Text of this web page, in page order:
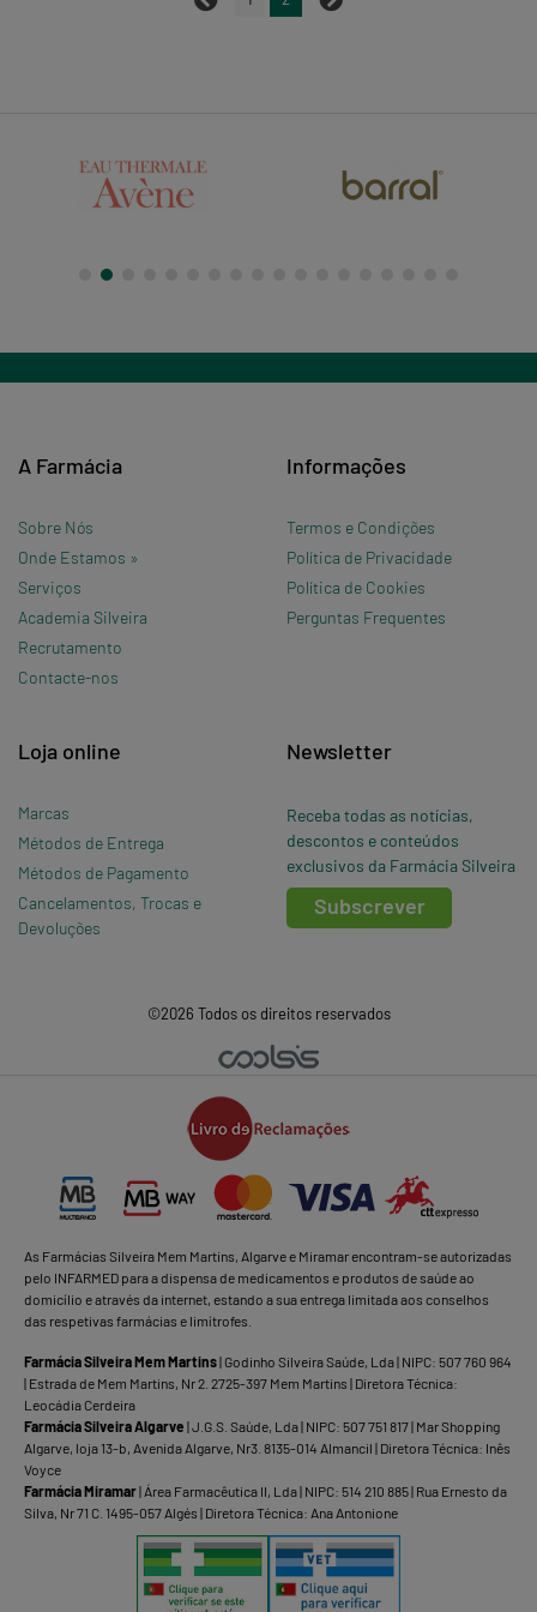
A Farmácia
Sobre Nós
Onde Estamos »
Serviços
Academia Silveira
Recrutamento
Contacte-nos
Informações
Termos e Condições
Política de Privacidade
Política de Cookies
Perguntas Frequentes
Loja online
Marcas
Métodos de Entrega
Métodos de Pagamento
Cancelamentos, Trocas e
Devoluções
Newsletter
Receba todas as notícias,
descontos e conteúdos
exclusivos da Farmácia Silveira
Subscrever
©2026 Todos os direitos reservados
As Farmácias Silveira Mem Martins, Algarve e Miramar encontram-se autorizadas
pelo INFARMED para a dispensa de medicamentos e produtos de saúde ao
domicílio e através da internet, estando a sua entrega limitada aos conselhos
das respetivas farmácias e limítrofes.
Farmácia Silveira Mem Martins| Godinho Silveira Saúde, Lda | NIPC: 507 760 964
| Estrada de Mem Martins, Nr 2. 2725-397 Mem Martins | Diretora Técnica:
Leocádia Cerdeira
Farmácia Silveira Algarve | J.G.S. Saúde, Lda | NIPC: 507 751 817 | Mar Shopping
Algarve, loja 13-b, Avenida Algarve, Nr3. 8135-014 Almancil | Diretora Técnica: Inês
Voyce
Farmácia Miramar| Área Farmacêutica II, Lda | NIPC: 514 210 885 | Rua Ernesto da
Silva, Nr 71 C. 1495-057 Algés | Diretora Técnica: Ana Antonione